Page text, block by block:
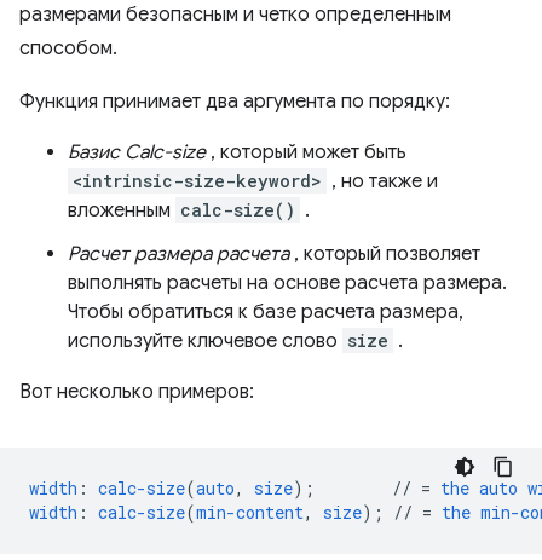
размерами безопасным и четко определенным
способом.
Функция принимает два аргумента по порядку:
Базис Calc-size, который может быть
<intrinsic-size-keyword> , но также и
вложенным calc-size() .
Расчет размера расчета, который позволяет
выполнять расчеты на основе расчета размера.
Чтобы обратиться к базе расчета размера,
используйте ключевое слово size .
Вот несколько примеров:
width : calc-size(auto, size); // = the auto
width : calc-size(min-content, size); // = the min-